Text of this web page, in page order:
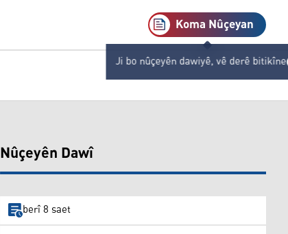
Koma Nûçeyan
Ji bo nûçeyên dawiyê, vê derê bitikîne
Nûçeyên Dawî
berî 8 saet